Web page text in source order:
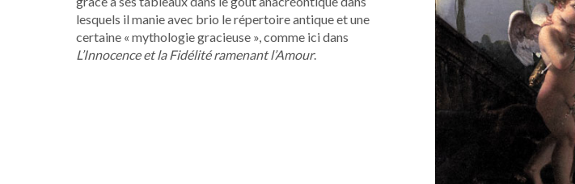
lesquels il manie avec brio le répertoire antique et une
certaine « mythologie gracieuse », comme ici dans
L’Innocence et la Fidélité ramenant l’Amour.